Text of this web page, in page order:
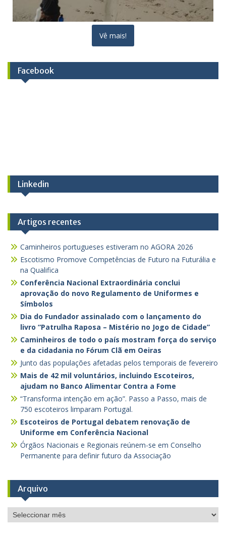
Vê mais!
Facebook
Linkedin
Artigos recentes
Caminheiros portugueses estiveram no AGORA 2026
Escotismo Promove Competências de Futuro na Futurália e
na Qualifica
Conferência Nacional Extraordinária conclui
aprovação do novo Regulamento de Uniformes e
Símbolos
Dia do Fundador assinalado com o lançamento do
livro “Patrulha Raposa – Mistério no Jogo de Cidade”
Caminheiros de todo o país mostram força do serviço
e da cidadania no Fórum Clã em Oeiras
Junto das populações afetadas pelos temporais de fevereiro
Mais de 42 mil voluntários, incluindo Escoteiros,
ajudam no Banco Alimentar Contra a Fome
“Transforma intenção em ação”. Passo a Passo, mais de
750 escoteiros limparam Portugal.
Escoteiros de Portugal debatem renovação de
Uniforme em Conferência Nacional
Órgãos Nacionais e Regionais reúnem-se em Conselho
Permanente para definir futuro da Associação
Arquivo
Arquivo